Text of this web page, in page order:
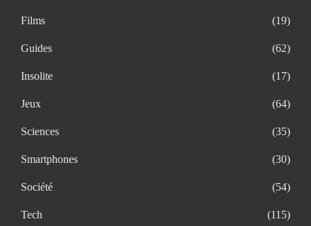
Films (19)
Guides (62)
Insolite (17)
Jeux (64)
Sciences (35)
Smartphones (30)
Société (54)
Tech (115)